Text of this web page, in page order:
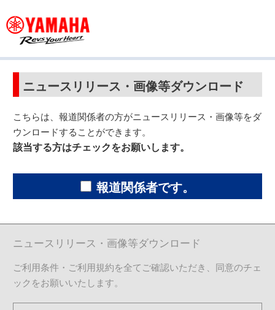
ニュースリリース・画像等ダウンロード
こちらは、報道関係者の方がニュースリリース・画像等をダ
ウンロードすることができます。
該当する方はチェックをお願いします。
報道関係者です。
ニュースリリース・画像等ダウンロード
ご利用条件・ご利用規約を全てご確認いただき、同意のチェ
ックをお願いいたします。